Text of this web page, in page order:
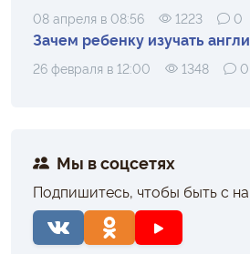
08 апреля в 08:56 1223 0
Зачем ребенку изучать
26 февраля в 12:00 1348 0
Мы в соцсетях
Подпишитесь, чтобы быть с